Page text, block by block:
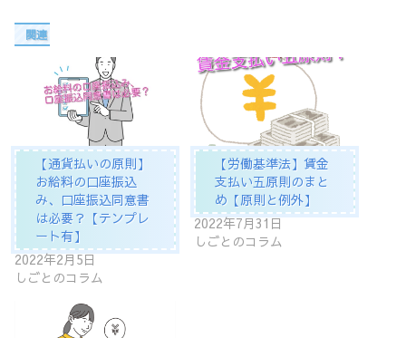
関連
【通貨払いの原則】
お給料の口座振込
み、口座振込同意書
は必要？【テンプレ
ート有】
2022年2月5日
しごとのコラム
【労働基準法】賃金
支払い五原則のまと
め【原則と例外】
2022年7月31日
しごとのコラム